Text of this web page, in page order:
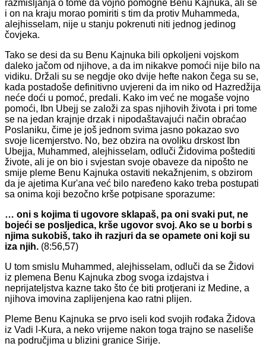
razmišljanja o tome da vojno pomogne Benu Kajnuka, ali se
i on na kraju morao pomiriti s tim da protiv Muhammeda,
alejhisselam, nije u stanju pokrenuti niti jednog jedinog
čovjeka.
Tako se desi da su Benu Kajnuka bili opkoljeni vojskom
daleko jačom od njihove, a da im nikakve pomoći nije bilo na
vidiku. Držali su se negdje oko dvije hefte nakon čega su se,
kada postadoše definitivno uvjereni da im niko od Hazredžija
neće doći u pomoć, predali. Kako im već ne mogaše vojno
pomoći, Ibn Ubejj se založi za spas njihovih života i pri tome
se na jedan krajnje drzak i nipodaštavajući način obraćao
Poslaniku, čime je još jednom svima jasno pokazao svo
svoje licemjerstvo. No, bez obzira na ovoliku drskost Ibn
Ubejja, Muhammed, alejhisselam, odluči Židovima poštediti
živote, ali je on bio i svjestan svoje obaveze da nipošto ne
smije pleme Benu Kajnuka ostaviti nekažnjenim, s obzirom
da je ajetima Kur'ana već bilo naređeno kako treba postupati
sa onima koji bezočno krše potpisane sporazume:
… oni s kojima ti ugovore sklapaš, pa oni svaki put, ne
bojeći se posljedica, krše ugovor svoj. Ako se u borbi s
njima sukobiš, tako ih razjuri da se opamete oni koji su
iza njih. (8:56,57)
U tom smislu Muhammed, alejhisselam, odluči da se Židovi
iz plemena Benu Kajnuka zbog svoga izdajstva i
neprijateljstva kazne tako što će biti protjerani iz Medine, a
njihova imovina zaplijenjena kao ratni plijen.
Pleme Benu Kajnuka se prvo iseli kod svojih rođaka Židova
iz Vadi l-Kura, a neko vrijeme nakon toga trajno se naseliše
na područjima u blizini granice Sirije.